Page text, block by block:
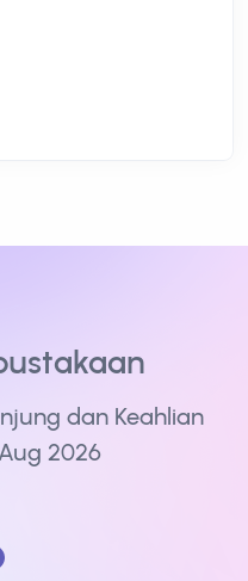
dan Keahlian
2026